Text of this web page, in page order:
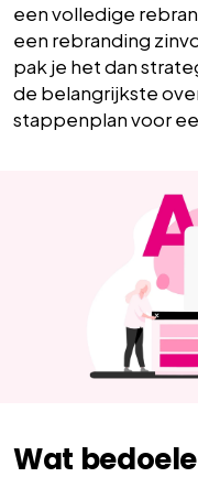
een volledige
een rebranding
pak je het dan
de belangrijkste
stappenplan voor
Wat